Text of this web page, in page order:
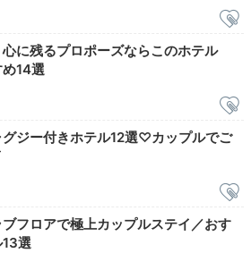
ジで寛いだりお茶をしたりするの
から見える東京タワーと記念撮影した
ロしたり。チェックアウトの時間までま
心に残るプロポーズならこのホテル
14選
ジー付きホテル12選♡カップルでご
フロアで極上カップルステイ／おす
選